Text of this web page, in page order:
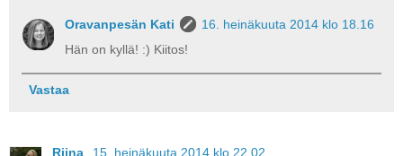
Oravanpesän Kati
16. heinäkuuta 2014 klo 18.16
Hän on kyllä! :) Kiitos!
Vastaa
Riina
15. heinäkuuta 2014 klo 22.02